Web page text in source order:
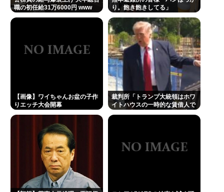
職の初任給31万6000円 www
り。飽き飽きしてる」
【画像】ワイちゃんお盆の子作
りエッチ大会開幕
裁判所「トランプ大統領はホワ
イトハウスの一時的な賃借人で